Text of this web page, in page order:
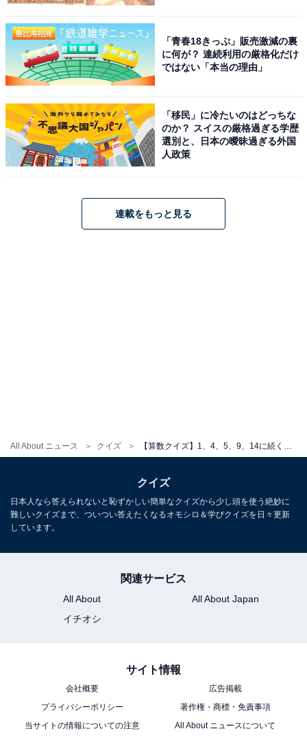
All About ニュース クイズ
「青春18きっぷ」販売激減の裏
に何が？ 連続利用の厳格化だけ
ではない「本当の理由」
「移民」に冷たいのはどっちな
のか？ スイスの厳格過ぎる学歴
選別と、日本の曖昧過ぎる外国
人政策
連載をもっと見る
クイズ
日本人なら答えられないと恥ずかしい簡単なクイズから少し頭を使う絶妙に
難しいクイズまで、ついつい答えたくなるオモシロ＆学びクイズを日々更新
しています。
関連サービス
All About
All About Japan
イチオシ
サイト情報
会社概要
広告掲載
プライバシーポリシー
著作権・商標・免責事項
当サイトの情報についての注意
All About ニュースについて